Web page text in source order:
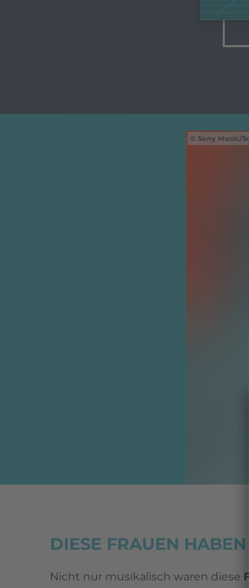
Sony Music/
DIESE FRAUEN
Nicht nur musikalisch waren diese